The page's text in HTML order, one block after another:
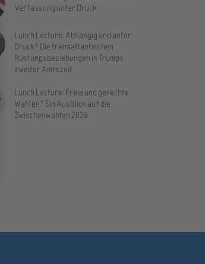
Verfassung unter Druck
Lunch Lecture: Abhängig und unter
Druck? Die transatlantischen
Rüstungsbeziehungen in Trumps
zweiter Amtszeit
Lunch Lecture: Freie und gerechte
Wahlen? Ein Ausblick auf die
Zwischenwahlen 2026